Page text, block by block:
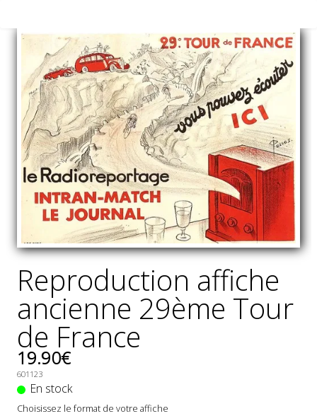
Reproduction affiche
ancienne 29ème Tour
de France
19.90€
601123
En stock
Choisissez le format de votre affiche